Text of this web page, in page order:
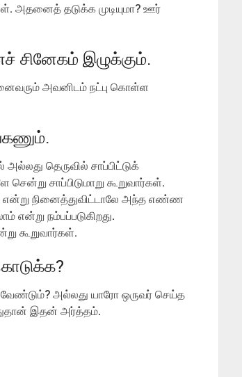
அதனைத் தடுக்க முடியுமா? ஊர்
சினேகம் இழுக்கும்.
அவனிடம் நட்பு கொள்ள
தெருவில் சாப்பிட்டுக்
சாப்பிடுமாறு கூறுவார்கள்.
என்று நினைத்துவிட்டாலே அந்த எண்ண
என்று நம்பப்படுகிறது.
கூறுவார்கள்.
அல்லது யாரோ ஒருவர் செய்த
இதன் அர்த்தம்.